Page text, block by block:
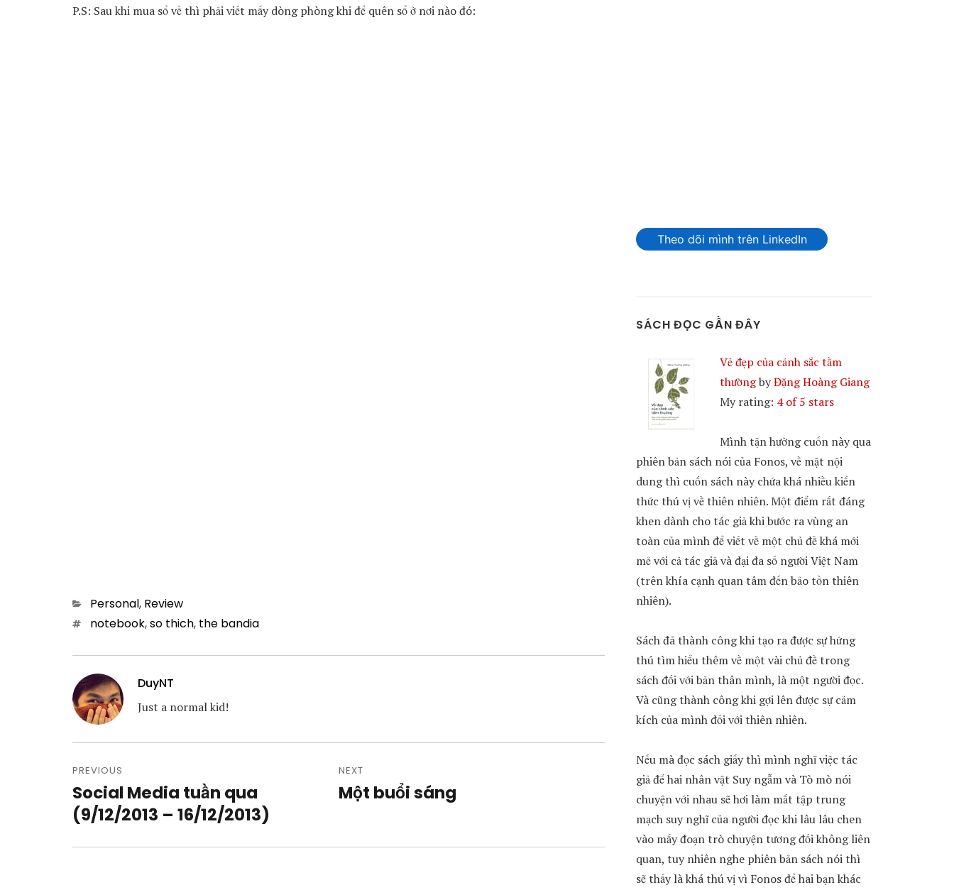
P.S: Sau khi mua sổ về thì phải viết mấy dòng phòng khi để quên sổ ở nơi nào đó:
Categories
Personal, Review
Tagsnotebook,so thich, the bandia
DuyNT
Just a normal kid!
navigation
PREVIOUS
Previous
post:
Social Media tuần qua
(9/12/2013 – 16/12/2013)
NEXT
Next
Một buổi sáng
Theo dõi mình trên LinkedIn
SÁCH ĐỌC GẦN ĐÂY
Vẻ đẹp của cảnh sắc tầm
thườngbyĐặng Hoàng Giang
My rating: 4 of 5 stars
Mình tận hưởng cuốn này qua
phiên bản sách nói của Fonos, về mặt nội
dung thì cuốn sách này chứa khá nhiều kiến
thức thú vị về thiên nhiên. Một điểm rất đáng
khen dành cho tác giả khi bước ra vùng an
toàn của mình để viết về một chủ đề khá mới
mẻ với cả tác giả và đại đa số người Việt Nam
(trên khía cạnh quan tâm đến bảo tồn thiên
nhiên).
Sách đã thành công khi tạo ra được sự hứng
thú tìm hiểu thêm về một vài chủ đề trong
sách đối với bản thân mình, là một người đọc.
Và cũng thành công khi gợi lên được sự cảm
kích của mình đối với thiên nhiên.
Nếu mà đọc sách giấy thì mình nghĩ việc tác
giả để hai nhân vật Suy ngẫm và Tò mò nói
chuyện với nhau sẽ hơi làm mất tập trung
mạch suy nghĩ của người đọc khi lâu lâu chen
vào mấy đoạn trò chuyện tương đối không liên
quan, tuy nhiên nghe phiên bản sách nói thì
sẽ thấy là khá thú vị vì Fonos để hai bạn khác